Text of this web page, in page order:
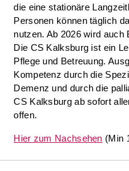
die eine stationäre
Personen können täglich
nutzen. Ab 2026 wird auch
Die CS Kalksburg ist ein
Pflege und Betreuung.
Kompetenz durch die
Demenz und durch die
CS Kalksburg ab sofort
offen.
Hier zum Nachsehen (Min